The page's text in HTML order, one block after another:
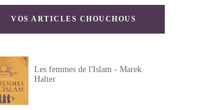
VOS ARTICLES CHOUCHOUS
Les femmes de l'Islam - Marek
Halter